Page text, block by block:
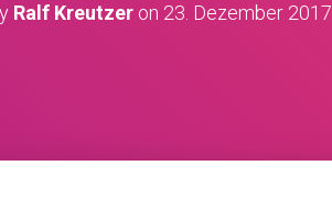
Ralf Kreutzeron 23. Dezember 2017